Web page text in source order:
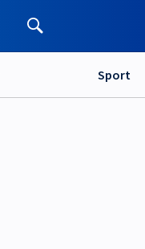
Sport